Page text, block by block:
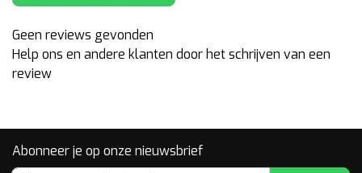
Geen reviews gevonden
Help ons en andere klanten door het schrijven van een
review
Abonneer je op onze nieuwsbrief